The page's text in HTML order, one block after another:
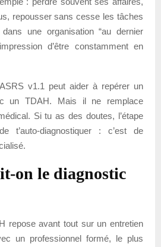
repousser sans cesse les tâches
une organisation “au dernier
d’être constamment en
v1.1 peut aider à repérer un
un TDAH. Mais il ne remplace
Si tu as des doutes, l’étape
t’auto-diagnostiquer : c’est de
on le diagnostic
repose avant tout sur un entretien
un professionnel formé, le plus